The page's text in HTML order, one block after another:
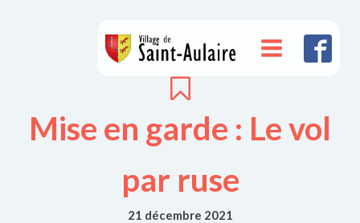
Mise en garde : Le vol
par ruse
21 décembre 2021